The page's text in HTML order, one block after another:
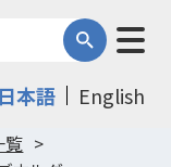
日本語 English
覧